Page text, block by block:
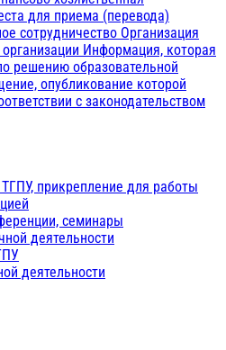
для приема (перевода)
сотрудничество Организация
Информация, которая
решению образовательной
опубликование которой
с законодательством
прикрепление для работы
семинары
деятельности
деятельности